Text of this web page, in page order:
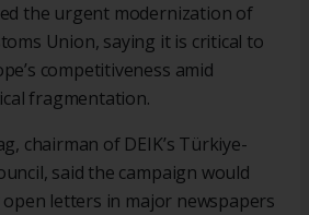
the urgent modernization of
Union, saying it is critical to
competitiveness amid
fragmentation.
chairman of DEIK’s Türkiye-
said the campaign would
letters in major newspapers